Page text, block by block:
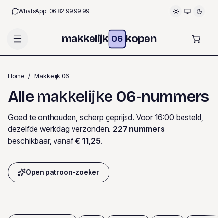
WhatsApp: 06 82 99 99 99
makkelijk 06 kopen
Home / Makkelijk 06
Alle makkelijke 06-nummers
Goed te onthouden, scherp geprijsd. Voor 16:00 besteld,
dezelfde werkdag verzonden. 227 nummers
beschikbaar, vanaf€ 11,25.
Open patroon-zoeker